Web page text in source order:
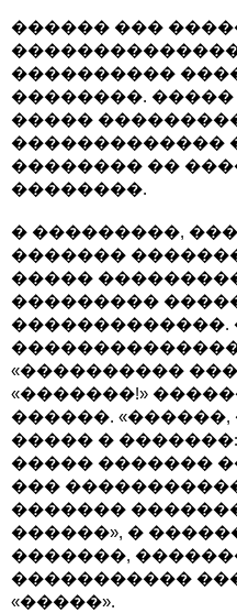
������ ���
����������
��������.
�����
�������������
�������� ��
��������.
� ���������,
�������
�����
���������
�������������.
«����������
«�������!»
������.
����� �
����� �������
���
�������
������», �
�������,
�����������
«�����».